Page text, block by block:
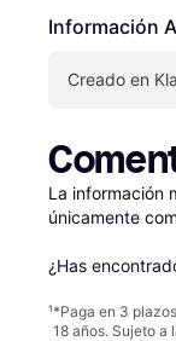
Información
Creado en
La información
únicamente
¿Has
¹*Paga en 3
18 años. Sujeto a